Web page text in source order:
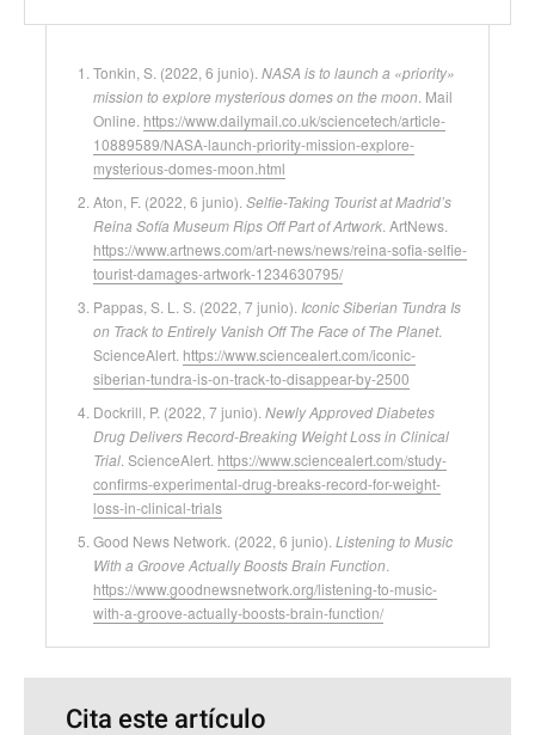
Tonkin, S. (2022, 6 junio). NASA is to launch a «priority»
mission to explore mysterious domes on the moon . Mail
Online. https://www.dailymail.co.uk/sciencetech/article-
10889589/NASA-launch-priority-mission-explore-
mysterious-domes-moon.html
Aton, F. (2022, 6 junio). Selfie-Taking Tourist at Madrid’s
Reina Sofía Museum Rips Off Part of Artwork . ArtNews.
https://www.artnews.com/art-news/news/reina-sofia-selfie-
tourist-damages-artwork-1234630795/
Pappas, S. L. S. (2022, 7 junio). Iconic Siberian Tundra Is
on Track to Entirely Vanish Off The Face of The Planet.
ScienceAlert. https://www.sciencealert.com/iconic-
siberian-tundra-is-on-track-to-disappear-by-2500
Dockrill, P. (2022, 7 junio). Newly Approved Diabetes
Drug Delivers Record-Breaking Weight Loss in Clinical
Trial . ScienceAlert. https://www.sciencealert.com/study-
confirms-experimental-drug-breaks-record-for-weight-
loss-in-clinical-trials
Good News Network. (2022, 6 junio). Listening to Music
With a Groove Actually Boosts Brain Function
https://www.goodnewsnetwork.org/listening-to-music-
with-a-groove-actually-boosts-brain-function/
Cita este artículo